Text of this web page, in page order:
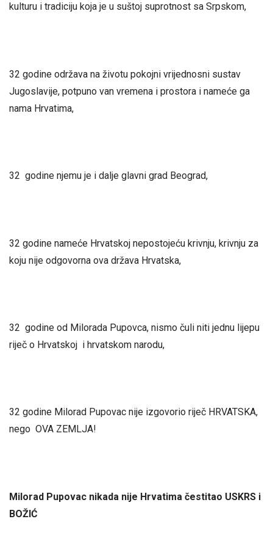
kulturu i tradiciju koja je u suštoj suprotnost sa Srpskom,
32 godine održava na životu pokojni vrijednosni sustav
Jugoslavije, potpuno van vremena i prostora i nameće ga
nama Hrvatima,
32 godine njemu je i dalje glavni grad Beograd,
32 godine nameće Hrvatskoj nepostojeću krivnju, krivnju za
koju nije odgovorna ova država Hrvatska,
32 godine od Milorada Pupovca, nismo čuli niti jednu lijepu
riječ o Hrvatskoj i hrvatskom narodu,
32 godine Milorad Pupovac nije izgovorio riječ HRVATSKA,
nego OVA ZEMLJA!
Milorad Pupovac nikada nije Hrvatima čestitao USKRS i
BOŽIĆ